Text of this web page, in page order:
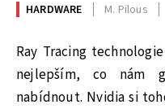
HARDWARE M. Pilous
Ray Tracing
nejlepším, co nám
nabídnout. Nvidia si